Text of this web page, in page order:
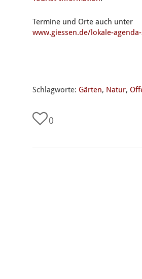
Termine und Orte auch unter
www.giessen.de/lokale-agenda-
Schlagworte: Gärten, Natur,
0